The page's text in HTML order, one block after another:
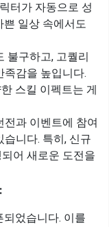
터가 자동으로 성
쁜 일상 속에서도
불구하고, 고퀄리
족감을 높입니다.
스킬 이펙트는 게
전과 이벤트에 참여
니다. 특히, 신규
어 새로운 도전을
되었습니다. 이를